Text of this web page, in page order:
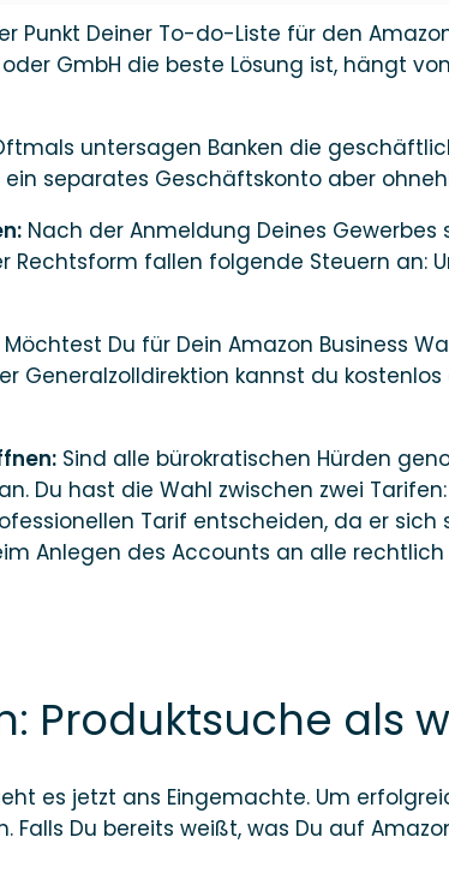
Punkt Deiner To-do-Liste für den
GmbH die beste Lösung ist, hängt
untersagen Banken die
separates Geschäftskonto aber
Nach der Anmeldung Deines
fallen folgende Steuern an:
Möchtest Du für Dein Amazon Business
Generalzolldirektion kannst du
Sind alle bürokratischen Hürden
Du hast die Wahl zwischen zwei
Tarif entscheiden, da er
Anlegen des Accounts an alle
Produktsuche als
es jetzt ans Eingemachte. Um
Falls Du bereits weißt, was Du auf